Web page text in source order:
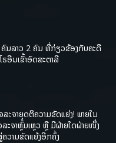
ນລາວ 2 ຄົນ ທີ່ກ່ຽວຂ້ອງກັບຄະດີ
ອີນເຂົ້າອົດສະຕາລີ
ລະຈາຍຸດຕິຄວາມຂັດແຍ່ງ! ພາຍໃນ
ະຈາຫຼົ້ມເຫຼວ ຫຼື ມີຝ່າຍໃດຝ່າຍໜຶ່ງ
ຄວາມຂັດແຍ້ງອີກຄັ້ງ